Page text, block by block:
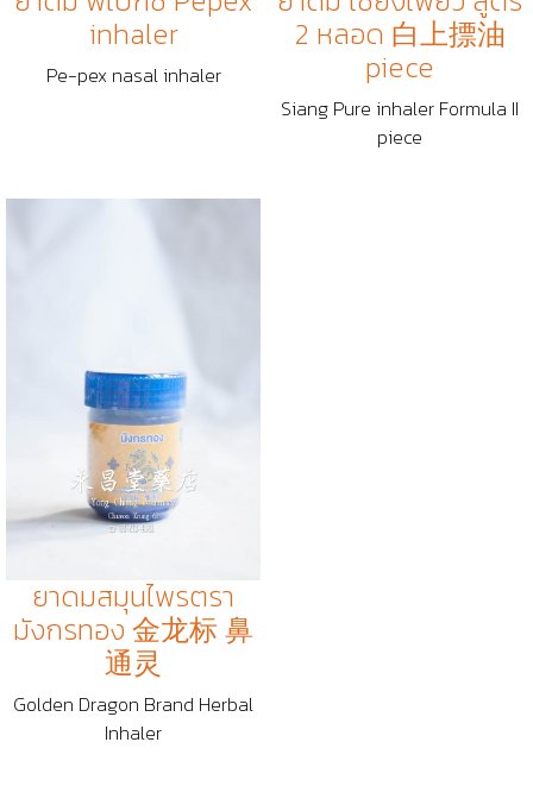
inhaler
Pe-pex nasal inhaler
2 หลอด 白上摽油
piece
Siang Pure inhaler Formula II
piece
ยาดมสมุนไพรตรา
มังกรทอง 金龙标 鼻
通灵
Golden Dragon Brand Herbal
Inhaler